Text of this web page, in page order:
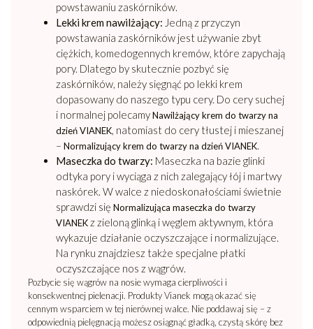
powstawaniu zaskórników.
Lekki krem nawilżający: Jedną z przyczyn
powstawania zaskórników jest używanie zbyt
ciężkich, komedogennych kremów, które zapychają
pory. Dlatego by skutecznie pozbyć się
zaskórników, należy sięgnąć po lekki krem
dopasowany do naszego typu cery. Do cery suchej
i normalnej polecamyNawilżający krem do twarzy na
dzień VIANEK, natomiast do cery tłustej i mieszanej
– Normalizujący krem do twarzy na dzień VIANEK.
Maseczka do twarzy: Maseczka na bazie glinki
odtyka pory i wyciąga z nich zalegający łój i martwy
naskórek. W walce z niedoskonałościami świetnie
sprawdzi się Normalizująca maseczka do twarzy
VIANEKz zieloną glinką i węglem aktywnym, która
wykazuje działanie oczyszczające i normalizujące.
Na rynku znajdziesz także specjalne płatki
oczyszczające nos z wągrów.
Pozbycie się wągrów na nosie wymaga cierpliwości i
konsekwentnej pielenacji. Produkty Vianek mogą okazać się
cennym wsparciem w tej nierównej walce. Nie poddawaj się – z
odpowiednią pielęgnacją możesz osiągnąć gładką, czystą skórę bez